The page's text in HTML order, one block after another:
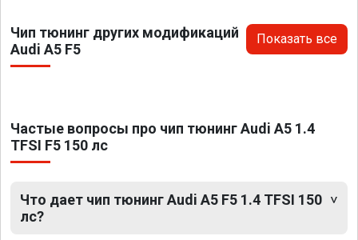
Чип тюнинг других модификаций
Audi A5 F5
Показать все
Частые вопросы про чип тюнинг Audi A5 1.4
TFSI F5 150 лс
Что дает чип тюнинг Audi A5 F5 1.4 TFSI 150
лс?